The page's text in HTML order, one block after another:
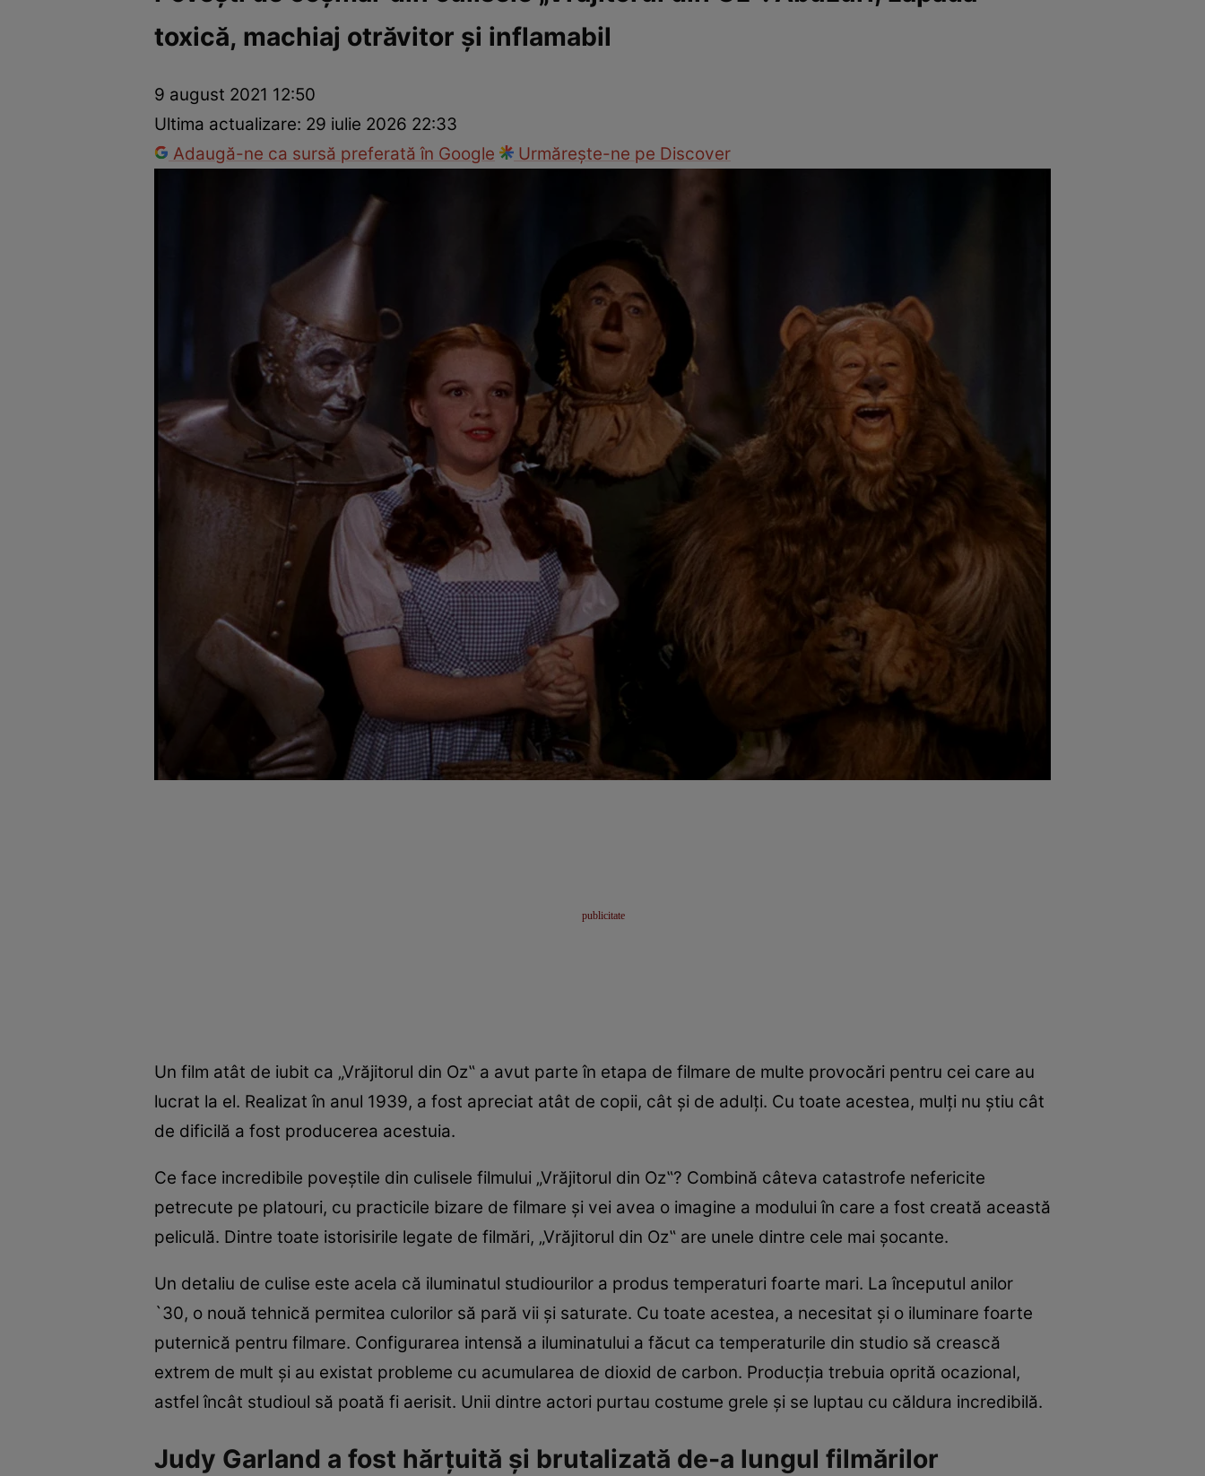
Dezvoltare personalăÎngrijire personalăCasă și grădinăModă
toxică, machiaj otrăvitor şi inflamabil
9 august 2021 12:50
Ultima actualizare: 29 iulie 2026 22:33
Adaugă-ne ca sursă preferată în Google
Urmărește-ne pe Discover
Un film atât de iubit ca „Vrăjitorul din Oz‟ a avut parte în etapa de filmare de multe provocări pentru cei care au
lucrat la el. Realizat în anul 1939, a fost apreciat atât de copii, cât şi de adulţi. Cu toate acestea, mulţi nu ştiu cât
de dificilă a fost producerea acestuia.
Ce face incredibile poveştile din culisele filmului „Vrăjitorul din Oz‟? Combină câteva catastrofe nefericite
petrecute pe platouri, cu practicile bizare de filmare şi vei avea o imagine a modului în care a fost creată această
peliculă. Dintre toate istorisirile legate de filmări, „Vrăjitorul din Oz‟ are unele dintre cele mai şocante.
Un detaliu de culise este acela că iluminatul studiourilor a produs temperaturi foarte mari. La începutul anilor
`30, o nouă tehnică permitea culorilor să pară vii şi saturate. Cu toate acestea, a necesitat şi o iluminare foarte
puternică pentru filmare. Configurarea intensă a iluminatului a făcut ca temperaturile din studio să crească
extrem de mult şi au existat probleme cu acumularea de dioxid de carbon. Producţia trebuia oprită ocazional,
astfel încât studioul să poată fi aerisit. Unii dintre actori purtau costume grele şi se luptau cu căldura incredibilă.
Judy Garland a fost hărţuită şi brutalizată de-a lungul filmărilor